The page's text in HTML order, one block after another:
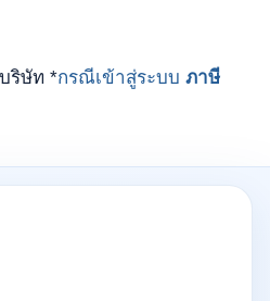
ริษัท *กรณีเข้าสู่ระบบ ภาษี